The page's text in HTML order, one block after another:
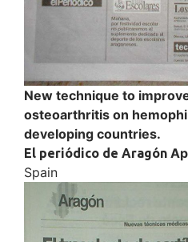
New technique to
osteoarthritis on
developing countries.
El periódico de Aragón
Spain